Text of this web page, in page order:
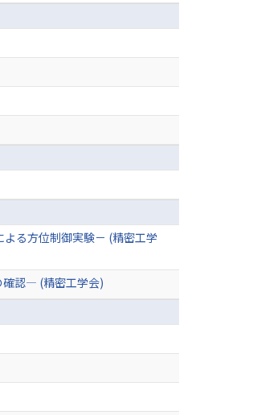
る方位制御実験－ (精密工学
確認― (精密工学会)